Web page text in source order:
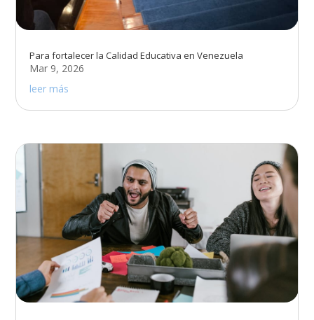
Para fortalecer la Calidad Educativa en Venezuela
Mar 9, 2026
leer más